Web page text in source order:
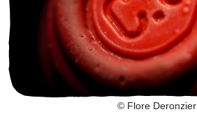
© Flore Deronzier